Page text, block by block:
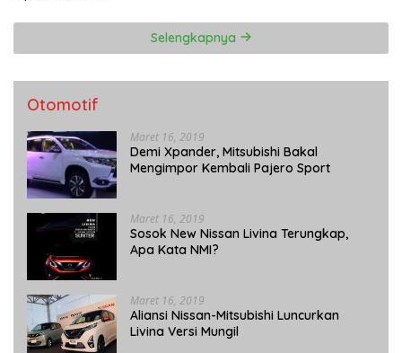
Selengkapnya
Otomotif
Maret 16, 2019
Demi Xpander, Mitsubishi Bakal
Mengimpor Kembali Pajero Sport
Maret 16, 2019
Sosok New Nissan Livina Terungkap,
Apa Kata NMI?
Maret 16, 2019
Aliansi Nissan-Mitsubishi Luncurkan
Livina Versi Mungil